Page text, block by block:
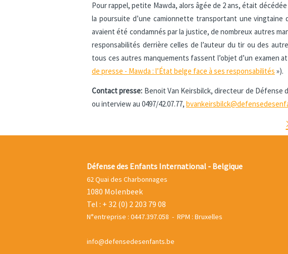
Pour rappel, petite Mawda, alors âgée de 2 ans, était
la poursuite d’une camionnette transportant une vingtaine
avaient été condamnés par la justice, de nombreux autres
responsabilités derrière celles de l’auteur du tir ou des
tous ces autres manquements fassent l’objet d’un examen
de presse - Mawda : l’État belge face à ses responsabilités »).
Contact presse: Benoit Van Keirsbilck, directeur de
ou interview au 0497/42.07.77,
Défense des Enfants International - Belgique
62 Quai des Charbonnages
1080 Molenbeek
Tel : + 32 (0) 2 203 79 08
N°entreprise : 0447.397.058 - RPM : Bruxelles
info@defensedesenfants.be